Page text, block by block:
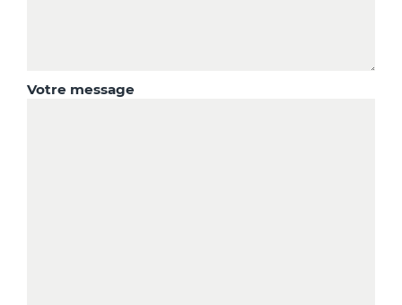
Votre message